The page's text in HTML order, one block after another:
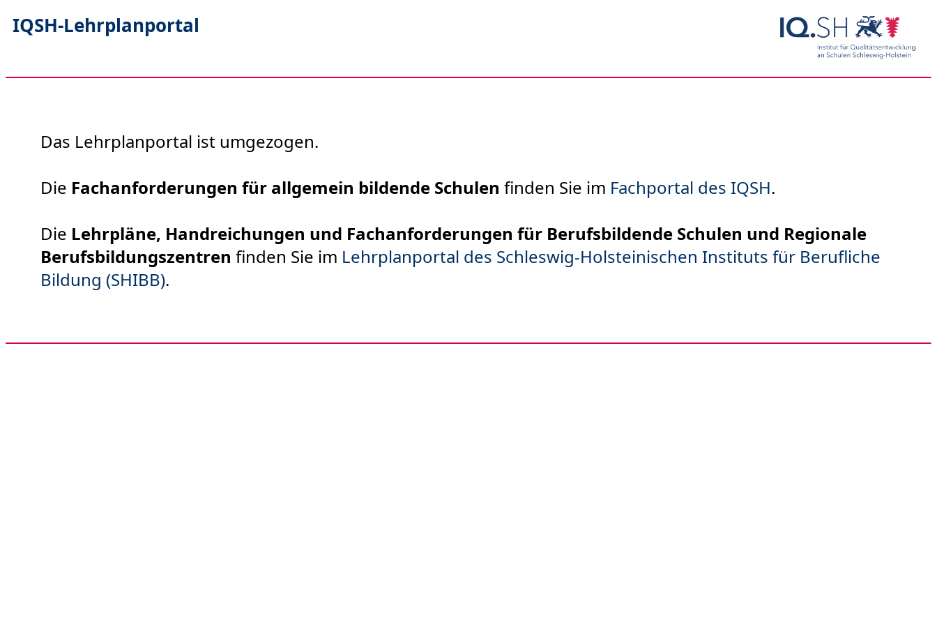
IQSH-Lehrplanportal
Das Lehrplanportal ist umgezogen.
Die Fachanforderungen für allgemein bildende Schulen finden Sie im Fachportal des IQSH.
Die Lehrpläne, Handreichungen und Fachanforderungen für Berufsbildende Schulen und Regionale
Berufsbildungszentren finden Sie im Lehrplanportal des Schleswig-Holsteinischen Instituts für Berufliche
Bildung (SHIBB).